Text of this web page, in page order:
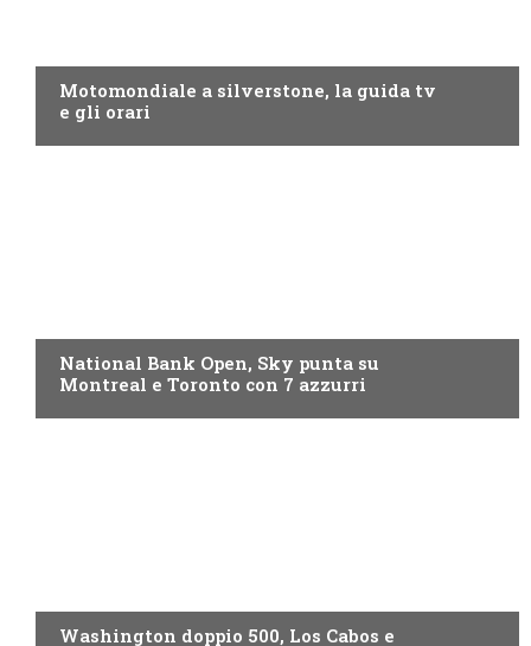
Motomondiale a silverstone, la guida tv
e gli orari
National Bank Open, Sky punta su
Montreal e Toronto con 7 azzurri
Washington doppio 500, Los Cabos e